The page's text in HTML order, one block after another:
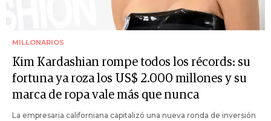
MILLONARIOS
Kim Kardashian rompe todos los récords: su
fortuna ya roza los US$ 2.000 millones y su
marca de ropa vale más que nunca
La empresaria californiana capitalizó una nueva ronda de inversión